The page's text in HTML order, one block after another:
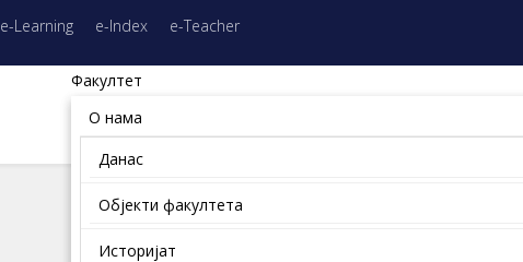
e-Learning e-Index e-Teacher
Факултет
О нама
Данас
Објекти факултета
Историјат